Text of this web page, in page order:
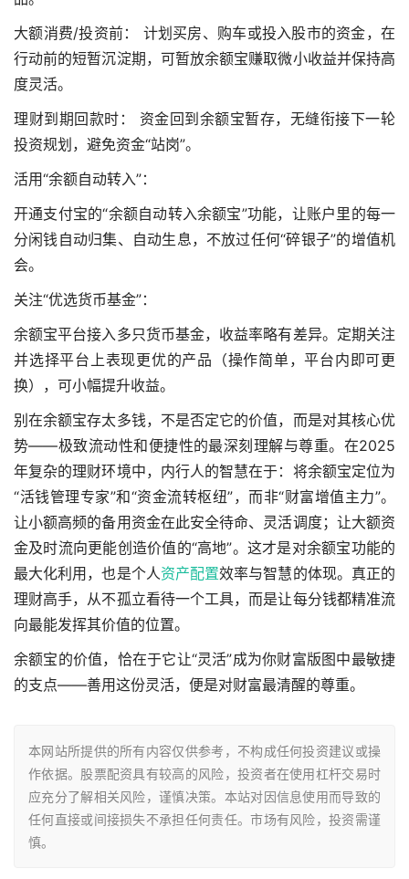
大额消费/投资前： 计划买房、购车或投入股市的资金，在
行动前的短暂沉淀期，可暂放余额宝赚取微小收益并保持高
度灵活。
理财到期回款时： 资金回到余额宝暂存，无缝衔接下一轮
投资规划，避免资金“站岗”。
活用“余额自动转入”：
开通支付宝的“余额自动转入余额宝”功能，让账户里的每一
分闲钱自动归集、自动生息，不放过任何“碎银子”的增值机
会。
关注“优选货币基金”：
余额宝平台接入多只货币基金，收益率略有差异。定期关注
并选择平台上表现更优的产品（操作简单，平台内即可更
换），可小幅提升收益。
别在余额宝存太多钱，不是否定它的价值，而是对其核心优
势——极致流动性和便捷性的最深刻理解与尊重。在2025
年复杂的理财环境中，内行人的智慧在于：将余额宝定位为
“活钱管理专家”和“资金流转枢纽”，而非“财富增值主力”。
让小额高频的备用资金在此安全待命、灵活调度；让大额资
金及时流向更能创造价值的“高地”。这才是对余额宝功能的
最大化利用，也是个人资产配置效率与智慧的体现。真正的
理财高手，从不孤立看待一个工具，而是让每分钱都精准流
向最能发挥其价值的位置。
余额宝的价值，恰在于它让“灵活”成为你财富版图中最敏捷
的支点——善用这份灵活，便是对财富最清醒的尊重。
本网站所提供的所有内容仅供参考，不构成任何投资建议或操
作依据。股票配资具有较高的风险，投资者在使用杠杆交易时
应充分了解相关风险，谨慎决策。本站对因信息使用而导致的
任何直接或间接损失不承担任何责任。市场有风险，投资需谨
慎。